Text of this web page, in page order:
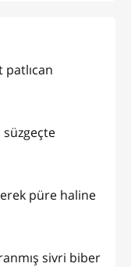
patlıcan
süzgeçte
püre haline
sivri biber